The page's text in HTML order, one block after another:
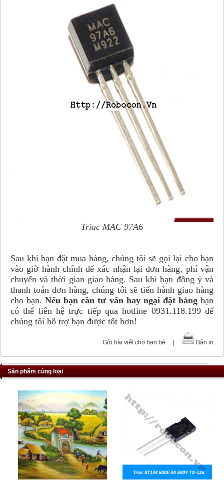
Triac MAC 97A6
Sau khi bạn đặt mua hàng, chúng tôi sẽ gọi lại cho bạn
vào giờ hành chính để xác nhận lại đơn hàng, phí vận
chuyển và thời gian giao hàng. Sau khi bạn đồng ý và
thanh toán đơn hàng, chúng tôi sẽ tiến hành giao hàng
cho bạn.Nếu bạn cần tư vấn hay ngại đặt hàngbạn
có thể liên hệ trực tiếp qua hotline 0931.118.199 để
chúng tôi hỗ trợ bạn được tốt hơn!
Gởi bài viết cho bạn bè Bản in
Sản phẩm cùng loại